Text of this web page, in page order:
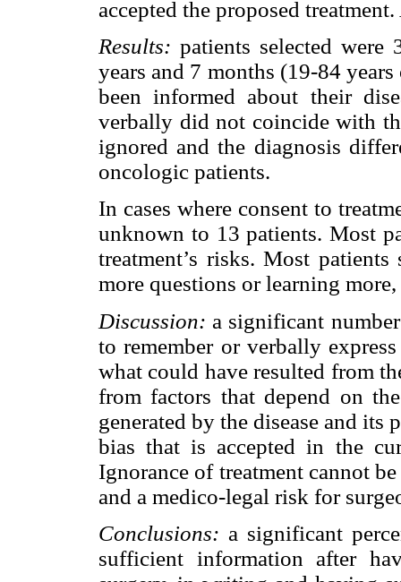
accepted the proposed
Results: patients selected were
years and 7 months (19-84
been informed about their
verbally did not coincide with
ignored and the diagnosis
oncologic patients.
In cases where consent to
unknown to 13 patients. Most
treatment’s risks. Most
more questions or learning
Discussion: a significant
to remember or verbally
what could have resulted from
from factors that depend on
generated by the disease and
bias that is accepted in the
Ignorance of treatment cannot
and a medico-legal risk for
Conclusions: a significant
sufficient information after